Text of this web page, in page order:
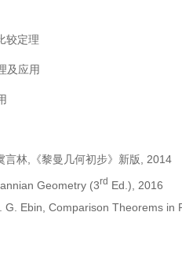
较定理
及应用
言林 《黎曼几何初步》新版 , 2014
Geometry (3rd Ed.), 2016
G. Ebin, Comparison Theorems